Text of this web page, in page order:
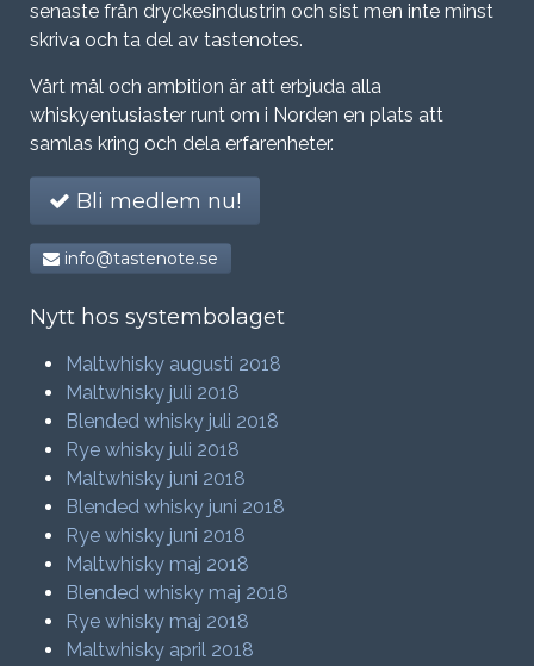
senaste från dryckesindustrin och sist men inte minst
skriva och ta del av tastenotes.
Vårt mål och ambition är att erbjuda alla
whiskyentusiaster runt om i Norden en plats att
samlas kring och dela erfarenheter.
Bli medlem nu!
info@tastenote.se
Nytt hos systembolaget
Maltwhisky augusti 2018
Maltwhisky juli 2018
Blended whisky juli 2018
Rye whisky juli 2018
Maltwhisky juni 2018
Blended whisky juni 2018
Rye whisky juni 2018
Maltwhisky maj 2018
Blended whisky maj 2018
Rye whisky maj 2018
Maltwhisky april 2018